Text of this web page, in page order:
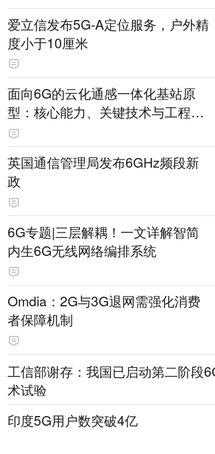
爱立信发布5G-A定位服务，户外精
度小于10厘米
面向6G的云化通感一体化基站原
型：核心能力、关键技术与工程化
探索
英国通信管理局发布6GHz频段新
政
6G专题|三层解耦！一文详解智简
内生6G无线网络编排系统
Omdia：2G与3G退网需强化消费
者保障机制
工信部谢存：我国已启动第二阶段
术试验
印度5G用户数突破4亿